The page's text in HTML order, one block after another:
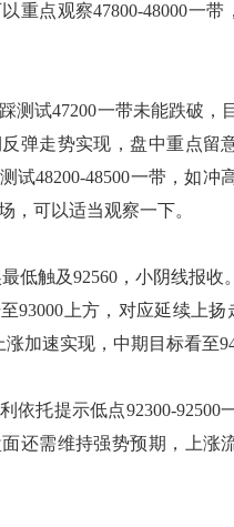
重点观察47800-48000一
试47200一带未能跌破，
弹走势实现，盘中重点留
试48200-48500一带，如冲
，可以适当观察一下。
触及92560，小阴线报收
93000上方，对应延续上
加速实现，中期目标看至
托提示低点92300-92500
还需维持强势预期，上涨